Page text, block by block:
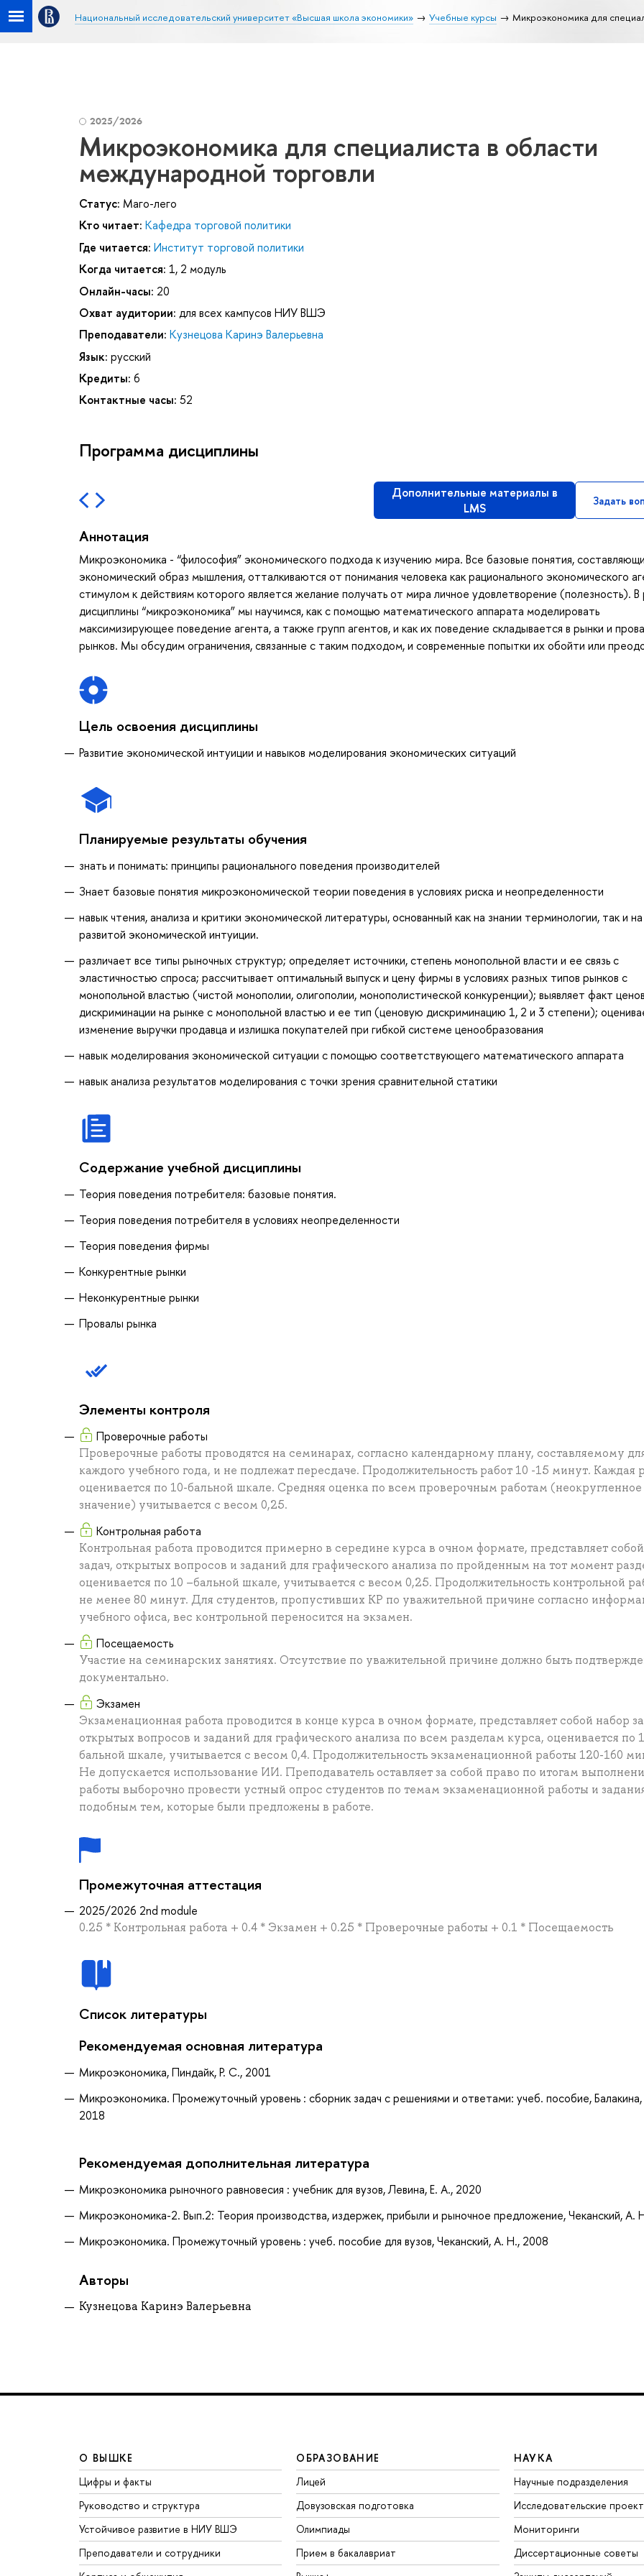
Национальный исследовательский университет «Высшая школа экономики» Учебные курсы Микроэкономика для
2025/2026
Микроэкономика для специалиста в области
международной торговли
Статус: Маго-лего
Кто читает: Кафедра торговой политики
Где читается: Институт торговой политики
Когда читается: 1, 2 модуль
Онлайн-часы: 20
Охват аудитории: для всех кампусов НИУ ВШЭ
Преподаватели: Кузнецова Каринэ Валерьевна
Язык: русский
Кредиты: 6
Контактные часы: 52
Программа дисциплины
Дополнительные материалы в
LMS
Задать
Аннотация
Микроэкономика - “философия” экономического подхода к изучению мира. Все базовые понятия,
экономический образ мышления, отталкиваются от понимания человека как рационального экономического
стимулом к действиям которого является желание получать от мира личное удовлетворение (полезность). В
дисциплины “микроэкономика” мы научимся, как с помощью математического аппарата моделировать
максимизирующее поведение агента, а также групп агентов, и как их поведение складывается в рынки и
рынков. Мы обсудим ограничения, связанные с таким подходом, и современные попытки их обойти или
Цель освоения дисциплины
Развитие экономической интуиции и навыков моделирования экономических ситуаций
Планируемые результаты обучения
знать и понимать: принципы рационального поведения производителей
Знает базовые понятия микроэкономической теории поведения в условиях риска и неопределенности
навык чтения, анализа и критики экономической литературы, основанный как на знании терминологии, так и на
развитой экономической интуиции.
различает все типы рыночных структур; определяет источники, степень монопольной власти и ее связь с
эластичностью спроса; рассчитывает оптимальный выпуск и цену фирмы в условиях разных типов рынков с
монопольной властью (чистой монополии, олигополии, монополистической конкуренции); выявляет факт
дискриминации на рынке с монопольной властью и ее тип (ценовую дискриминацию 1, 2 и 3 степени);
изменение выручки продавца и излишка покупателей при гибкой системе ценообразования
навык моделирования экономической ситуации с помощью соответствующего математического аппарата
навык анализа результатов моделирования с точки зрения сравнительной статики
Содержание учебной дисциплины
Теория поведения потребителя: базовые понятия.
Теория поведения потребителя в условиях неопределенности
Теория поведения фирмы
Конкурентные рынки
Неконкурентные рынки
Провалы рынка
Элементы контроля
Проверочные работы
Проверочные работы проводятся на семинарах, согласно календарному плану, составляемому
каждого учебного года, и не подлежат пересдаче. Продолжительность работ 10 -15 минут. Каждая
оценивается по 10-бальной шкале. Средняя оценка по всем проверочным работам (неокругленное
значение) учитывается с весом 0,25.
Контрольная работа
Контрольная работа проводится примерно в середине курса в очном формате, представляет
задач, открытых вопросов и заданий для графического анализа по пройденным на тот момент
оценивается по 10 –бальной шкале, учитывается с весом 0,25. Продолжительность контрольной
не менее 80 минут. Для студентов, пропустивших КР по уважительной причине согласно
учебного офиса, вес контрольной переносится на экзамен.
Посещаемость
Участие на семинарских занятиях. Отсутствие по уважительной причине должно быть
документально.
Экзамен
Экзаменационная работа проводится в конце курса в очном формате, представляет собой набор
открытых вопросов и заданий для графического анализа по всем разделам курса, оценивается по
бальной шкале, учитывается с весом 0,4. Продолжительность экзаменационной работы 120-160
Не допускается использование ИИ. Преподаватель оставляет за собой право по итогам
работы выборочно провести устный опрос студентов по темам экзаменационной работы и
подобным тем, которые были предложены в работе.
Промежуточная аттестация
2025/2026 2nd module
0.25 * Контрольная работа + 0.4 * Экзамен + 0.25 * Проверочные работы + 0.1 * Посещаемость
Список литературы
Рекомендуемая основная литература
Микроэкономика, Пиндайк, Р. С., 2001
Микроэкономика. Промежуточный уровень : сборник задач с решениями и ответами: учеб. пособие,
2018
Рекомендуемая дополнительная литература
Микроэкономика рыночного равновесия : учебник для вузов, Левина, Е. А., 2020
Микроэкономика-2. Вып.2: Теория производства, издержек, прибыли и рыночное предложение, Чеканский, А.
Микроэкономика. Промежуточный уровень : учеб. пособие для вузов, Чеканский, А. Н., 2008
Авторы
Кузнецова Каринэ Валерьевна
О ВЫШКЕ
Цифры и факты
Руководство и структура
Устойчивое развитие в НИУ ВШЭ
Преподаватели и сотрудники
ОБРАЗОВАНИЕ
Лицей
Довузовская подготовка
Олимпиады
Прием в бакалавриат
НАУКА
Научные подразделения
Исследовательские
Мониторинги
Диссертационные советы